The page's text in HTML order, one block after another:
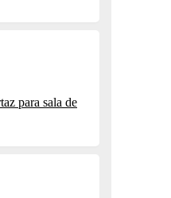
para sala de